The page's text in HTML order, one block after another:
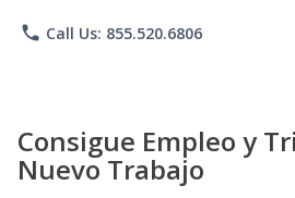
phone Call Us: 855.520.6806
Consigue Empleo y
Nuevo Trabajo